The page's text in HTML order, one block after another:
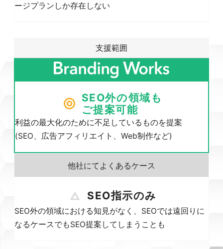
ージプランしか存在しない
支援範囲
SEO外の領域も
ご提案可能
利益の最大化のために不足しているものを提案
(SEO、広告アフィリエイト、Web制作など)
SEO指示のみ
SEO外の領域における知見がなく、SEOでは遠回りに
なるケースでもSEO提案してしまうことも